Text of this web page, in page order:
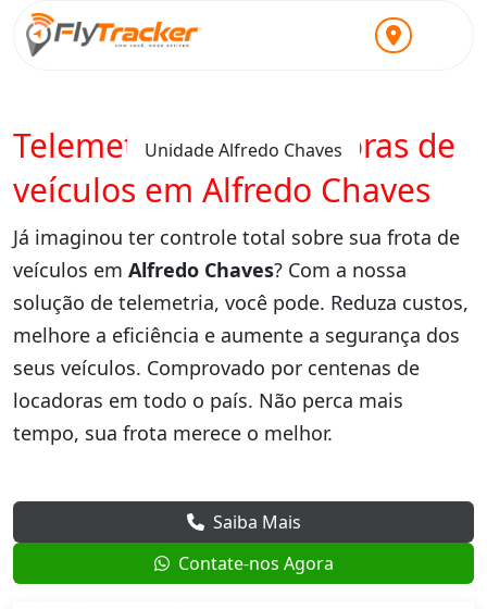
Unidade Alfredo Chaves
Telemetria para locadoras de
veículos em Alfredo Chaves
Já imaginou ter controle total sobre sua frota de
veículos em Alfredo Chaves? Com a nossa
solução de telemetria, você pode. Reduza custos,
melhore a eficiência e aumente a segurança dos
seus veículos. Comprovado por centenas de
locadoras em todo o país. Não perca mais
tempo, sua frota merece o melhor.
Saiba Mais
Contate-nos Agora